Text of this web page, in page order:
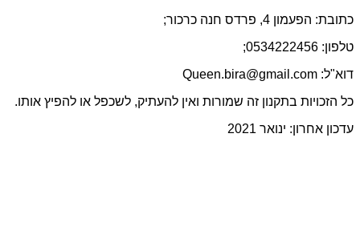
כתובת: הפעמון 4, פרדס חנה כרכור;
טלפון: 0534222456;
דוא"ל: Queen.bira@gmail.com
כל הזכויות בתקנון זה שמורות ואין להעתיק, לשכפל או להפיץ אותו.
עדכון אחרון: ינואר 2021